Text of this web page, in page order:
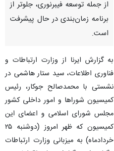
از جمله توسعه فیبرنوری، جلوتر از
برنامه زمان‌بندی در حال پیشرفت
است.
به گزارش ایرنا از وزارت ارتباطات و
فناوری اطلاعات، سید ستار هاشمی در
نشستی با محمدصالح جوکار، رئیس
کمیسیون شوراها و امور داخلی کشور
مجلس شورای اسلامی و اعضای این
کمیسیون که ظهر امروز (دوشنبه ۲۵
خردادماه) به میزبانی وزارت ارتباطات